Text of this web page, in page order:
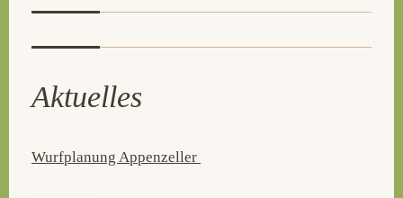
Aktuelles
Wurfplanung Appenzeller